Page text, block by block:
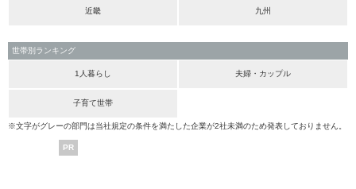
近畿 九州
世帯別ランキング
1人暮らし 夫婦・カップル
子育て世帯
※文字がグレーの部門は当社規定の条件を満たした企業が2社未満のため発表しておりません。
PR